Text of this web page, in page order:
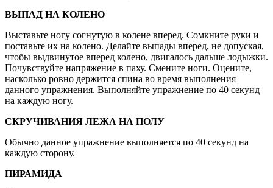
ВЫПАД НА КОЛЕНО
Выставьте ногу согнутую в колене вперед. Сомкните руки и
поставьте их на колено. Делайте выпады вперед, не допуская,
чтобы выдвинутое вперед колено, двигалось дальше лодыжки.
Почувствуйте напряжение в паху. Смените ноги. Оцените,
насколько ровно держится спина во время выполнения
данного упражнения. Выполняйте упражнение по 40 секунд
на каждую ногу.
СКРУЧИВАНИЯ ЛЕЖА НА ПОЛУ
Обычно данное упражнение выполняется по 40 секунд на
каждую сторону.
ПИРАМИДА